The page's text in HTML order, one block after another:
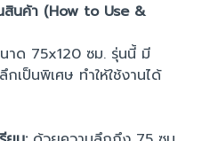
สินค้า (How to Use &
าด 75x120 ซม. รุ่นนี้ มี
เป็นพิเศษ ทำให้ใช้งานได้